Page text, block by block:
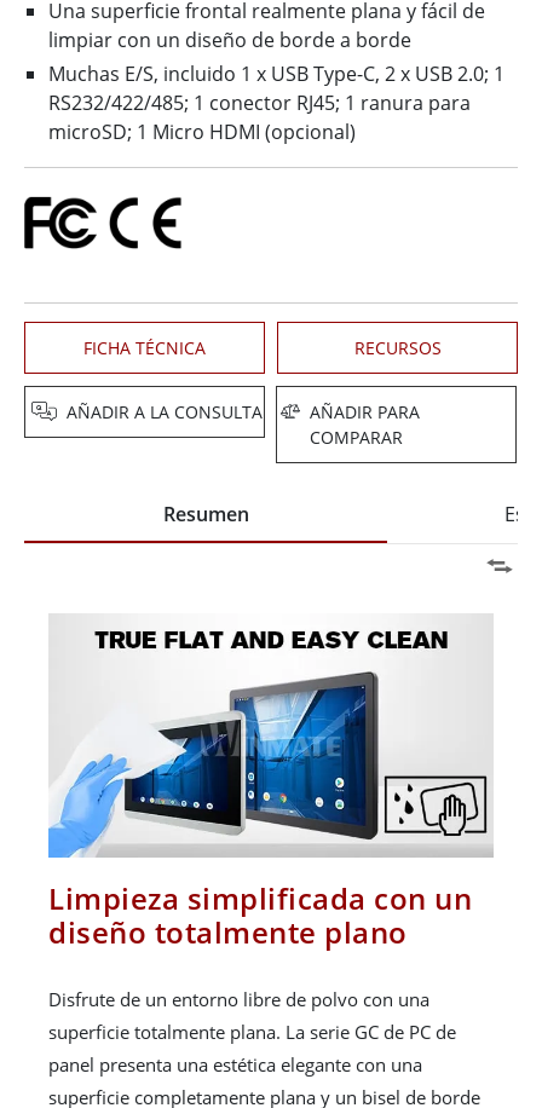
Una superficie frontal realmente plana y fácil de
limpiar con un diseño de borde a borde
Muchas E/S, incluido 1 x USB Type-C, 2 x USB 2.0; 1
RS232/422/485; 1 conector RJ45; 1 ranura para
microSD; 1 Micro HDMI (opcional)
FICHA TÉCNICA RECURSOS
AÑADIR A LA CONSULTA
AÑADIR PARA
COMPARAR
Resumen
Limpieza simplificada con un
diseño totalmente plano
Disfrute de un entorno libre de polvo con una
superficie totalmente plana. La serie GC de PC de
panel presenta una estética elegante con una
superficie completamente plana y un bisel de borde